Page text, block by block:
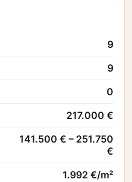
9
9
0
217.000 €
141.500 € – 251.750
€
1.992 €/m²